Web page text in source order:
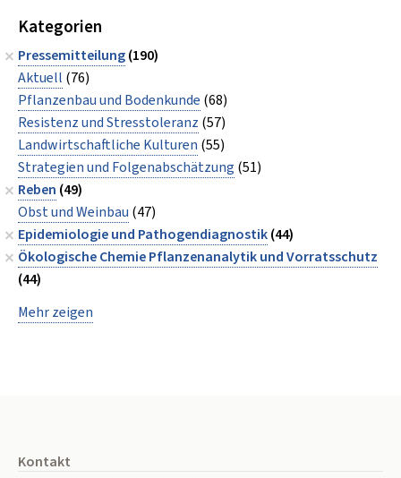
Kategorien
Pressemitteilung(190)
Aktuell (76)
Pflanzenbau und Bodenkunde (68)
Resistenz und Stresstoleranz (57)
Landwirtschaftliche Kulturen (55)
Strategien und Folgenabschätzung (51)
Reben (49)
Obst und Weinbau (47)
Epidemiologie und Pathogendiagnostik(44)
Ökologische Chemie Pflanzenanalytik und Vorratsschutz
(44)
Mehr zeigen
Kontakt